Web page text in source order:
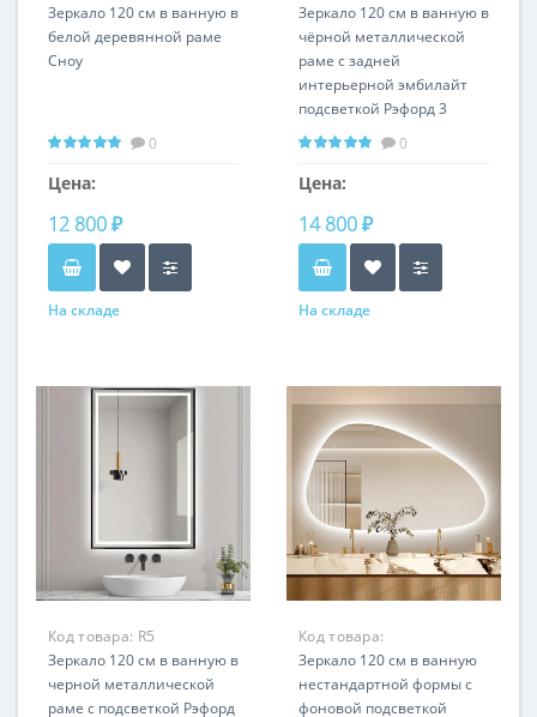
Зеркало 120 см в ванную в
белой деревянной раме
Сноу
0
Цена:
12 800 ₽
На складе
Зеркало 120 см в ванную в
чёрной металлической
раме с задней
интерьерной эмбилайт
подсветкой Рэфорд 3
Вертикальная и
горизонтальная
установка Любой размер
0
Цена:
14 800 ₽
На складе
Код товара: R5
Зеркало 120 см в ванную в
черной металлической
раме с подсветкой Рэфорд
Код товара:
СтокгольмLP405-С
Зеркало 120 см в ванную
нестандартной формы с
фоновой подсветкой